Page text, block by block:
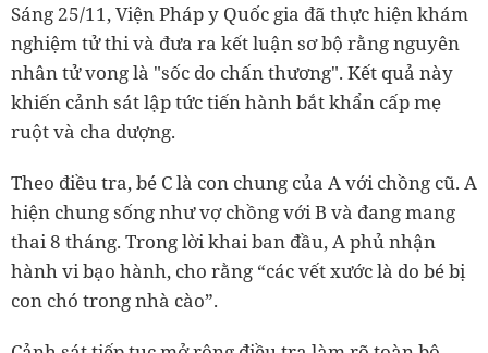
Sáng 25/11, Viện Pháp y Quốc gia đã thực hiện khám
nghiệm tử thi và đưa ra kết luận sơ bộ rằng nguyên
nhân tử vong là "sốc do chấn thương". Kết quả này
khiến cảnh sát lập tức tiến hành bắt khẩn cấp mẹ
ruột và cha dượng.
Theo điều tra, bé C là con chung của A với chồng cũ. A
hiện chung sống như vợ chồng với B và đang mang
thai 8 tháng. Trong lời khai ban đầu, A phủ nhận
hành vi bạo hành, cho rằng “các vết xước là do bé bị
con chó trong nhà cào”.